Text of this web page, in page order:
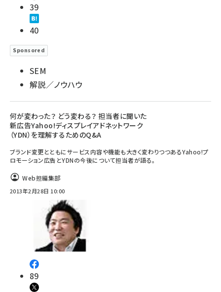
39
40
Sponsored
SEM
解説／ノウハウ
何が変わった？ どう変わる？ 担当者に聞いた
新広告Yahoo!ディスプレイアドネットワーク
（YDN）を理解するためのQ&A
ブランド変更とともにサービス内容や機能も大きく変わりつつあるYahoo!プ
ロモーション広告とYDNの今後について担当者が語る。
Web担編集部
2013年2月28日 10:00
89